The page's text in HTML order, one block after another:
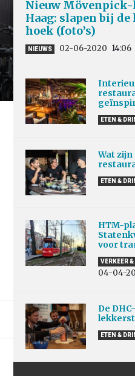
Nieuw
Haag: slapen bij
hoek (foto’s)
NIEUWS 02-06-2020 14:06
ETEN &
Wat zijn
ETEN &
HTM-
voor
VERKEER
04-04-
De
ETEN &